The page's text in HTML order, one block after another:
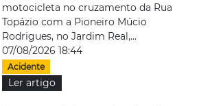
motocicleta no cruzamento da Rua
Topázio com a Pioneiro Múcio
Rodrigues, no Jardim Real,...
07/08/2026 18:44
Acidente
Ler artigo